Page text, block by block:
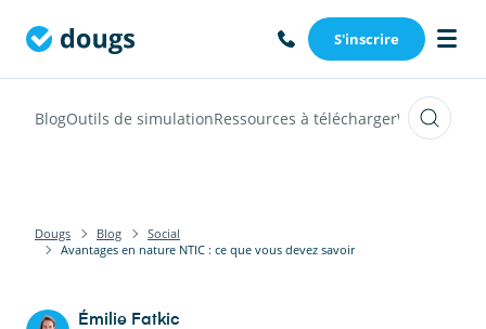
S'inscrire
BlogOutils de simulationRessources à téléchargerWebinars
Dougs Blog
Social
Avantages en nature NTIC : ce que vous devez savoir
Émilie Fatkic